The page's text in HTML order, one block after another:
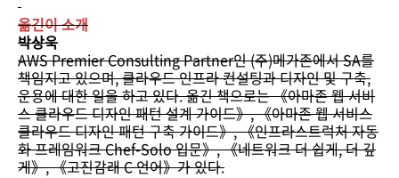
옮긴이 소개
박상욱
AWS Premier Consulting Partner인 (주)메가존에서 SA를
책임지고 있으며, 클라우드 인프라 컨설팅과 디자인 및 구축,
운용에 대한 일을 하고 있다. 옮긴 책으로는 《아마존 웹 서비
스 클라우드 디자인 패턴 설계 가이드》, 《아마존 웹 서비스
클라우드 디자인 패턴 구축 가이드》, 《인프라스트럭처 자동
화 프레임워크 Chef-Solo 입문》, 《네트워크 더 쉽게, 더 깊
게》, 《고진감래 C 언어》가 있다.